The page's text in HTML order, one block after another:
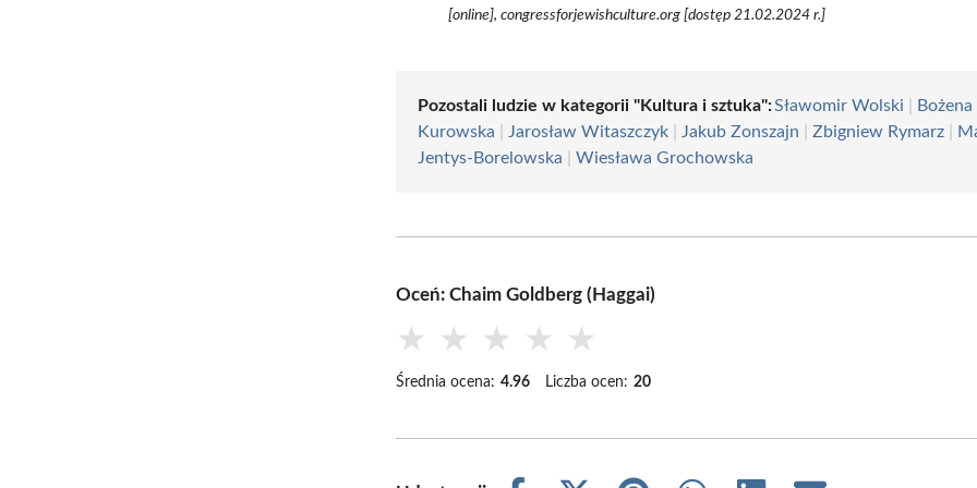
[online], congressforjewishculture.org [dostęp 21.02.2024 r.]
Pozostali ludzie w kategorii "Kultura i sztuka":Sławomir Wolski
Bożena
Kurowska
Jarosław Witaszczyk Jakub Zonszajn |Zbigniew Rymarz
Jentys-Borelowska |Wiesława Grochowska
Oceń: Chaim Goldberg (Haggai)
★ ★ ★ ★ ★
Średnia ocena: 4.96 Liczba ocen: 20